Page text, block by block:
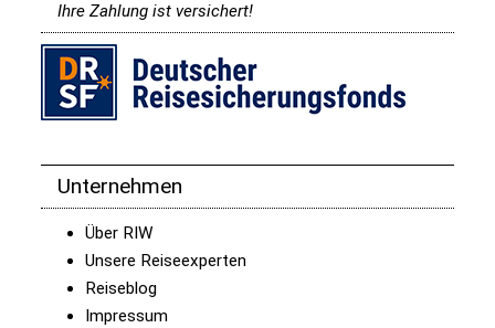
Ihre Zahlung ist versichert!
Unternehmen
Über RIW
Unsere Reiseexperten
Reiseblog
Impressum